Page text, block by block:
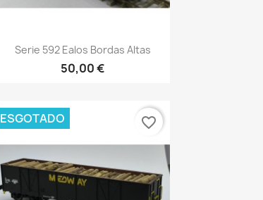
Vista rápida
Serie 592 Ealos Bordas Altas
50,00 €
ESGOTADO favorite_border